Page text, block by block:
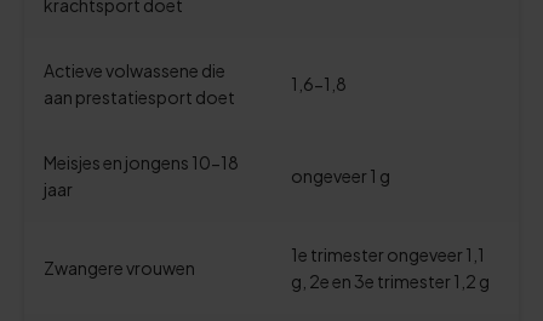
krachtsport doet
Actieve volwassene die
aan prestatiesport doet
1,6-1,8
Meisjes en jongens 10-18
jaar
ongeveer 1 g
Zwangere vrouwen
1e trimester ongeveer 1,1
g, 2e en 3e trimester 1,2 g